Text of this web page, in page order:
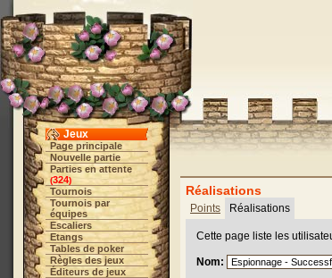
Jeux
Page principale
Nouvelle partie
Parties en attente
(324)
Tournois
Tournois par
équipes
Escaliers
Etangs
Tables de poker
Règles des jeux
Éditeurs de jeux
Réalisations
Points Réalisations
Cette page liste les
Nom: